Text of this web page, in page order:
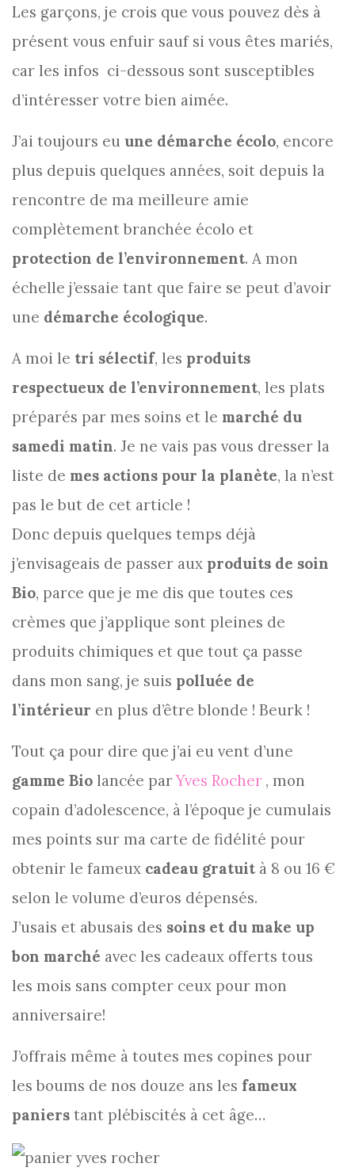
Les garçons, je crois que vous pouvez dès à
présent vous enfuir sauf si vous êtes mariés,
car les infos ci-dessous sont susceptibles
d’intéresser votre bien aimée.
J’ai toujours eu une démarche écolo, encore
plus depuis quelques années, soit depuis la
rencontre de ma meilleure amie
complètement branchée écolo et
protection de l’environnement. A mon
échelle j’essaie tant que faire se peut d’avoir
une démarche écologique.
A moi le tri sélectif, les produits
respectueux de l’environnement, les plats
préparés par mes soins et le marché du
samedi matin. Je ne vais pas vous dresser la
liste de mes actions pour la planète, la n’est
pas le but de cet article !
Donc depuis quelques temps déjà
j’envisageais de passer aux produits de soin
Bio, parce que je me dis que toutes ces
crèmes que j’applique sont pleines de
produits chimiques et que tout ça passe
dans mon sang, je suis polluée de
l’intérieur en plus d’être blonde ! Beurk !
Tout ça pour dire que j’ai eu vent d’une
gamme Bio lancée parYves Rocher , mon
copain d’adolescence, à l’époque je cumulais
mes points sur ma carte de fidélité pour
obtenir le fameux cadeau gratuit à 8 ou 16 €
selon le volume d’euros dépensés.
J’usais et abusais des soins et du make up
bon marché avec les cadeaux offerts tous
les mois sans compter ceux pour mon
anniversaire!
J’offrais même à toutes mes copines pour
les boums de nos douze ans les fameux
paniers tant plébiscités à cet âge…